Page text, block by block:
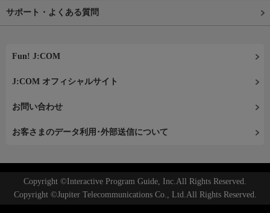
サポート・よくある質問
Fun! J:COM
J:COM オフィシャルサイト
お問い合わせ
お客さまのデータ利用･外部送信について
Copyright ©Interactive Program Guide, Inc.All Rights Reserved.
Copyright ©Jupiter Telecommunications Co., Ltd.All Rights Reserved.